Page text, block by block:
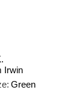
Irwin
Green